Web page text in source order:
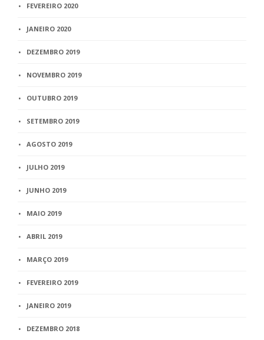
FEVEREIRO 2020
JANEIRO 2020
DEZEMBRO 2019
NOVEMBRO 2019
OUTUBRO 2019
SETEMBRO 2019
AGOSTO 2019
JULHO 2019
JUNHO 2019
MAIO 2019
ABRIL 2019
MARÇO 2019
FEVEREIRO 2019
JANEIRO 2019
DEZEMBRO 2018